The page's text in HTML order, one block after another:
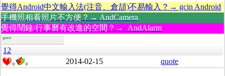
覺得Android中文輸入法(注音、倉頡)不易輸入？→ gcin Android
手機照相看照片不方便？→ AndCamera
覺得鬧鐘/行事曆有改進的空間？→ AndAlarm
guest
12
0 0 2014-02-15 quote